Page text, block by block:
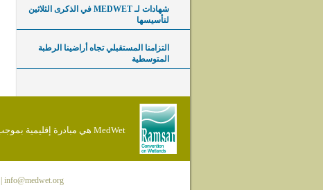
شهادات لـ MEDWET في الذكرى الثلاثين
لتأسيسها
التزامنا المستقبلي تجاه أراضينا الرطبة
المتوسطية
MedWet هي مبادرة إقليمية بموجب إتفاقية Ramsar
info@medwet.org